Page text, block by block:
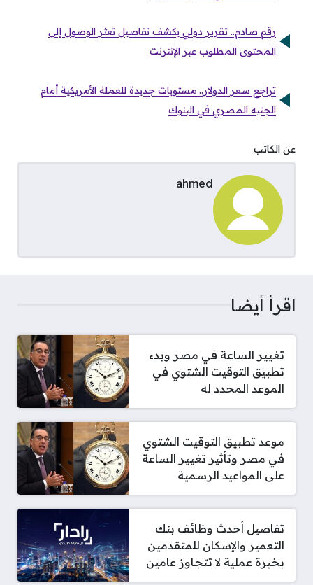
رقم صادم.. تقرير دولي يكشف تفاصيل تعثر الوصول إلى
المحتوى المطلوب عبر الإنترنت
تراجع سعر الدولار.. مستويات جديدة للعملة الأمريكية أمام
الجنيه المصري في البنوك
عن الكاتب
ahmed
اقرأ أيضا
تغيير الساعة في مصر وبدء
تطبيق التوقيت الشتوي في
الموعد المحدد له
موعد تطبيق التوقيت الشتوي
في مصر وتأثير تغيير الساعة
على المواعيد الرسمية
تفاصيل أحدث وظائف بنك
التعمير والإسكان للمتقدمين
بخبرة عملية لا تتجاوز عامين